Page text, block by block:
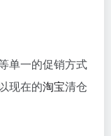
单一的促销方式
现在的淘宝清仓